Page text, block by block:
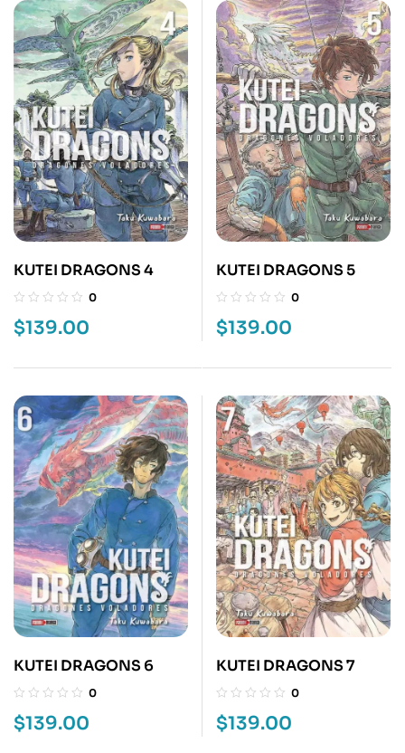
KUTEI DRAGONS 4
0
$139.00
KUTEI DRAGONS 5
0
$139.00
KUTEI DRAGONS 6
0
$139.00
KUTEI DRAGONS 7
0
$139.00